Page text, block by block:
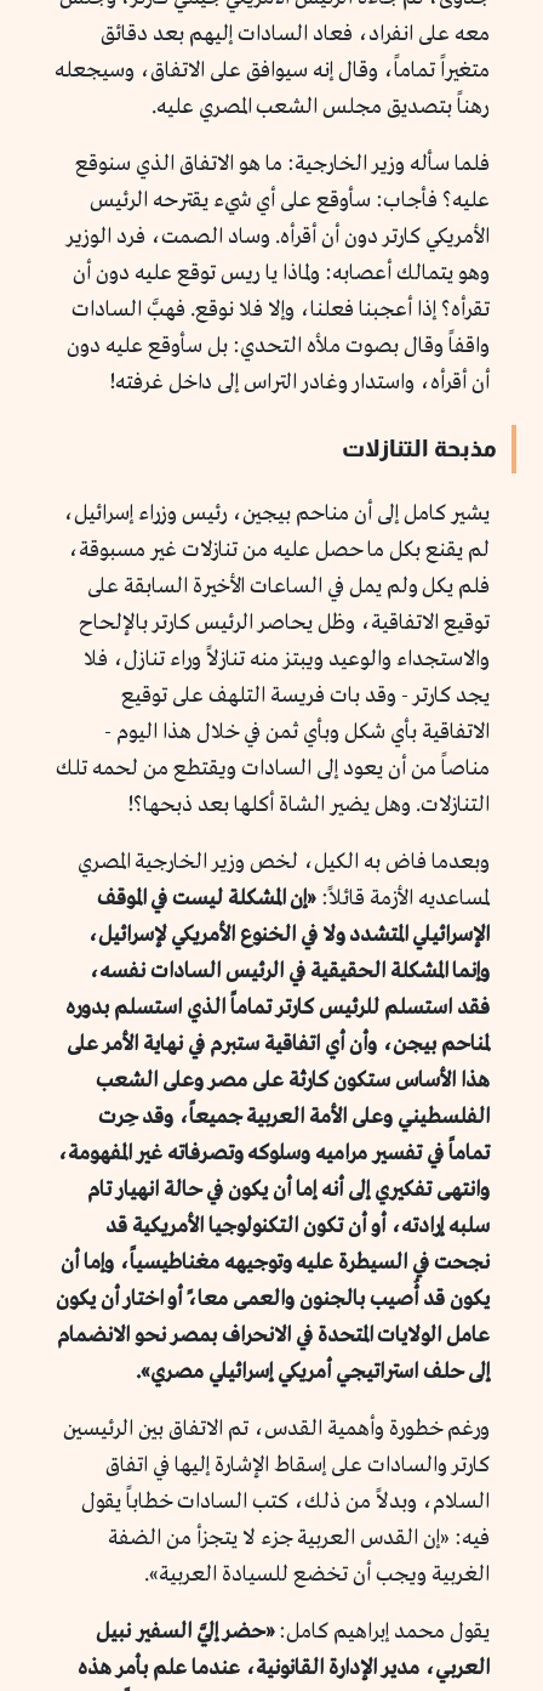
معه على انفراد، فعاد السادات إليهم بعد دقائق
متغيراً تماماً، وقال إنه سيوافق على الاتفاق، وسيجعله
رهناً بتصديق مجلس الشعب المصري عليه.
فلما سأله وزير الخارجية: ما هو الاتفاق الذي سنوقع
عليه؟ فأجاب: سأوقع على أي شيء يقترحه الرئيس
الأمريكي كارتر دون أن أقرأه. وساد الصمت، فرد الوزير
وهو يتمالك أعصابه: ولماذا يا ريس توقع عليه دون أن
تقرأه؟ إذا أعجبنا فعلنا، وإلا فلا نوقع. فهبَّ السادات
واقفاً وقال بصوت ملأه التحدي: بل سأوقع عليه دون
أن أقرأه، واستدار وغادر التراس إلى داخل غرفته!
مذبحة التنازلات
يشير كامل إلى أن مناحم بيجين، رئيس وزراء إسرائيل،
لم يقنع بكل ما حصل عليه من تنازلات غير مسبوقة،
فلم يكل ولم يمل في الساعات الأخيرة السابقة على
توقيع الاتفاقية، وظل يحاصر الرئيس كارتر بالإلحاح
والاستجداء والوعيد ويبتز منه تنازلاً وراء تنازل، فلا
يجد كارتر - وقد بات فريسة التلهف على توقيع
الاتفاقية بأي شكل وبأي ثمن في خلال هذا اليوم -
مناصاً من أن يعود إلى السادات ويقتطع من لحمه تلك
التنازلات. وهل يضير الشاة أكلها بعد ذبحها؟!
وبعدما فاض به الكيل، لخص وزير الخارجية المصري
لمساعديه الأزمة قائلاً: «إن المشكلة ليست في الموقف
الإسرائيلي المتشدد ولا في الخنوع الأمريكي لإسرائيل،
وإنما المشكلة الحقيقية في الرئيس السادات نفسه،
فقد استسلم للرئيس كارتر تماماً الذي استسلم بدوره
لمناحم بيجن، وأن أي اتفاقية ستبرم في نهاية الأمر على
هذا الأساس ستكون كارثة على مصر وعلى الشعب
الفلسطيني وعلى الأمة العربية جميعاً، وقد حِرت
تماماً في تفسير مراميه وسلوكه وتصرفاته غير المفهومة،
وانتهى تفكيري إلى أنه إما أن يكون في حالة انهيار تام
سلبه إرادته، أو أن تكون التكنولوجيا الأمريكية قد
نجحت في السيطرة عليه وتوجيهه مغناطيسياً، وإما أن
يكون قد أُصيب بالجنون والعمى معا،ً أو اختار أن يكون
عامل الولايات المتحدة في الانحراف بمصر نحو الانضمام
إلى حلف استراتيجي أمريكي إسرائيلي مصري».
ورغم خطورة وأهمية القدس، تم الاتفاق بين الرئيسين
كارتر والسادات على إسقاط الإشارة إليها في اتفاق
السلام، وبدلاً من ذلك، كتب السادات خطاباً يقول
فيه: «إن القدس العربية جزء لا يتجزأ من الضفة
الغربية ويجب أن تخضع للسيادة العربية».
يقول محمد إبراهيم كامل:«حضر إليَّ السفير نبيل
العربي، مدير الإدارة القانونية، عندما علم بأمر هذه